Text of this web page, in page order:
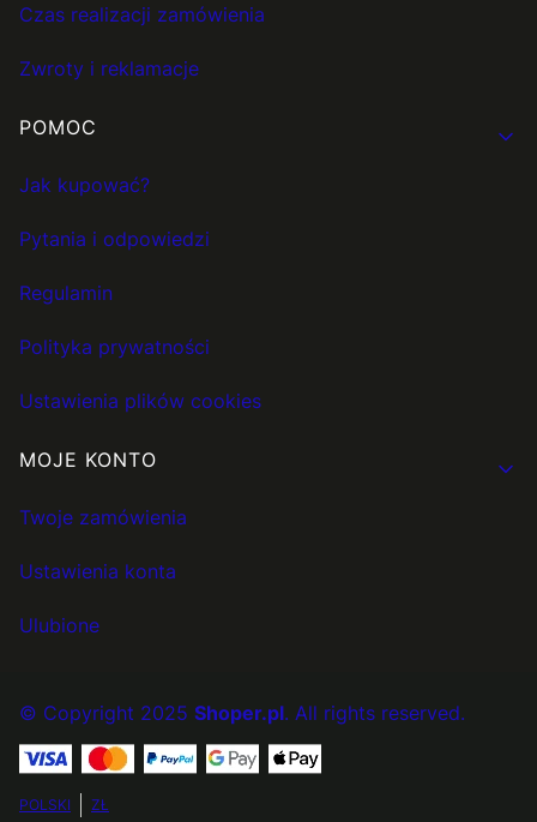
Czas realizacji zamówienia
Zwroty i reklamacje
POMOC
Jak kupować?
Pytania i odpowiedzi
Regulamin
Polityka prywatności
Ustawienia plików cookies
MOJE KONTO
Twoje zamówienia
Ustawienia konta
Ulubione
© Copyright 2025 Shoper.pl. All rights reserved.
POLSKI ZŁ